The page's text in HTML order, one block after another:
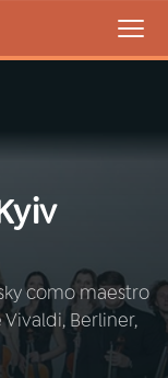
VIVO
como maestro
Berliner,